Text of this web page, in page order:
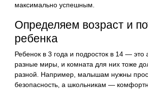
максимально успешным.
Определяем возраст и
ребенка
Ребенок в 3 года и подросток в 14 — это
разные миры, и комната для них тоже
разной. Например, малышам нужны
безопасность, а школьникам —